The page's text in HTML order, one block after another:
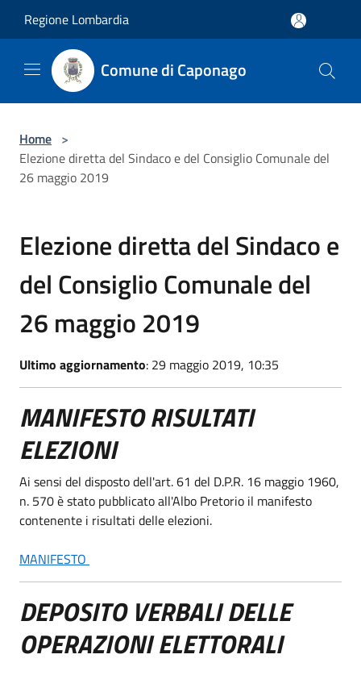
Regione Lombardia
Comune di Caponago
Home >
Elezione diretta del Sindaco e del Consiglio Comunale del
26 maggio 2019
Elezione diretta del Sindaco e
del Consiglio Comunale del
26 maggio 2019
Ultimo aggiornamento: 29 maggio 2019, 10:35
MANIFESTO RISULTATI
ELEZIONI
Ai sensi del disposto dell'art. 61 del D.P.R. 16 maggio 1960,
n. 570 è stato pubblicato all'Albo Pretorio il manifesto
contenente i risultati delle elezioni.
MANIFESTO
DEPOSITO VERBALI DELLE
OPERAZIONI ELETTORALI